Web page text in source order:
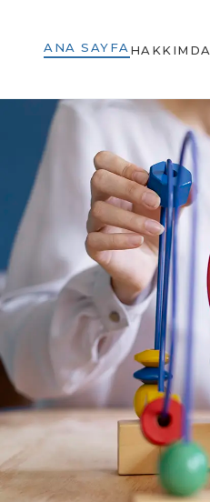
ANA SAYFA HAKKIMDA